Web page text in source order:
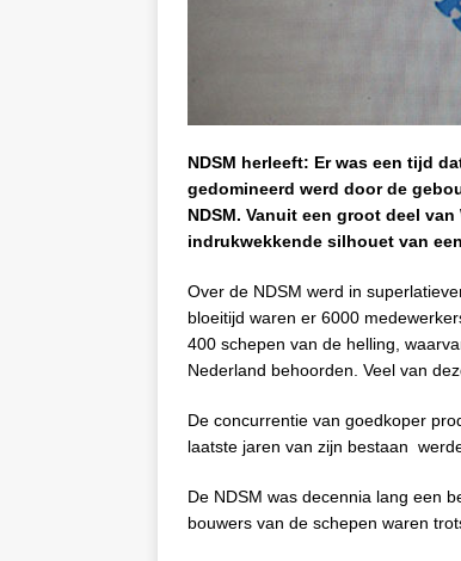
NDSM herleeft: Er was een tijd
gedomineerd werd door de
NDSM. Vanuit een groot deel
indrukwekkende silhouet van
Over de NDSM werd in
bloeitijd waren er 6000
400 schepen van de helling,
Nederland behoorden. Veel van
De concurrentie van goedkoper
laatste jaren van zijn bestaan
De NDSM was decennia lang een
bouwers van de schepen waren